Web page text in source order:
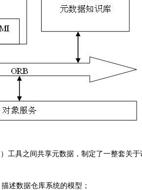
工具之间共享元数据，制定了一整套关
述数据仓库系统的模型；